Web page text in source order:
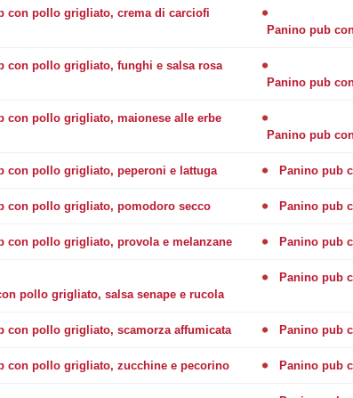
con pollo grigliato, crema di carciofi
Panino pub
con pollo grigliato, funghi e salsa rosa
Panino pub
con pollo grigliato, maionese alle erbe
Panino pub
con pollo grigliato, peperoni e lattuga Panino pub
con pollo grigliato, pomodoro secco Panino pub
con pollo grigliato, provola e melanzane Panino pub
pollo grigliato, salsa senape e rucola
Panino pub
con pollo grigliato, scamorza affumicata Panino pub
con pollo grigliato, zucchine e pecorino Panino pub